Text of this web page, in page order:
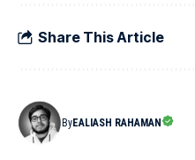
Share This Article
ByEALIASH RAHAMAN